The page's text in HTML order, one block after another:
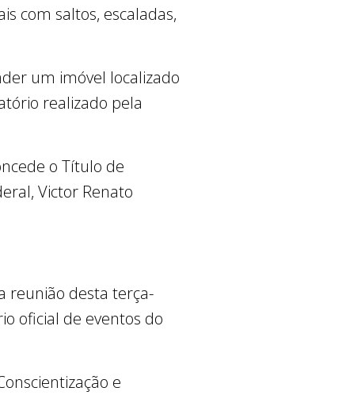
com saltos, escaladas,
um imóvel localizado
realizado pela
o Título de
Victor Renato
reunião desta terça-
oficial de eventos do
e